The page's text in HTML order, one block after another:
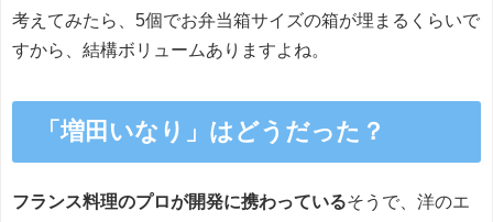
考えてみたら、5個でお弁当箱サイズの箱が埋まるくらいで
すから、結構ボリュームありますよね。
「増田いなり」はどうだった？
フランス料理のプロが開発に携わっているそうで、洋のエ